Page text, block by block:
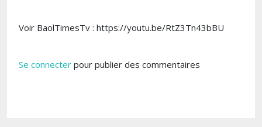
Voir BaolTimesTv : https://youtu.be/RtZ3Tn43bBU
Se connecter pour publier des commentaires